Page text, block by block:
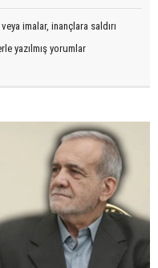
imalar, inançlara saldırı
yazılmış yorumlar